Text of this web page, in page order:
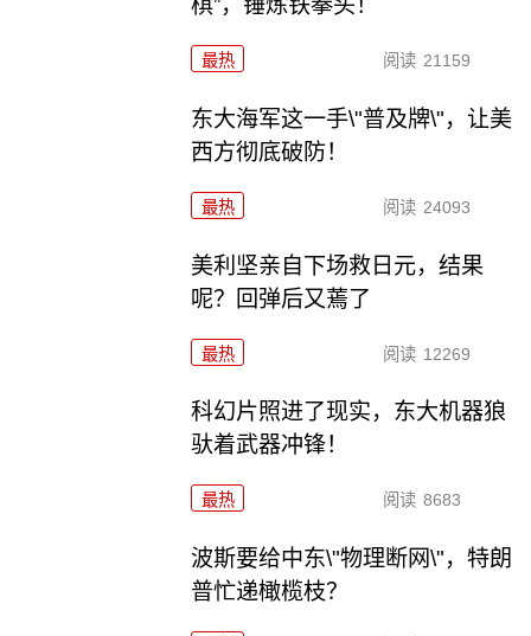
棋”，锤炼铁拳头！
最热 阅读 21159
东大海军这一手\"普及牌\"，让美
西方彻底破防！
最热 阅读 24093
美利坚亲自下场救日元，结果
呢？回弹后又蔫了
最热 阅读 12269
科幻片照进了现实，东大机器狼
驮着武器冲锋！
最热 阅读 8683
波斯要给中东\"物理断网\"，特朗
普忙递橄榄枝？